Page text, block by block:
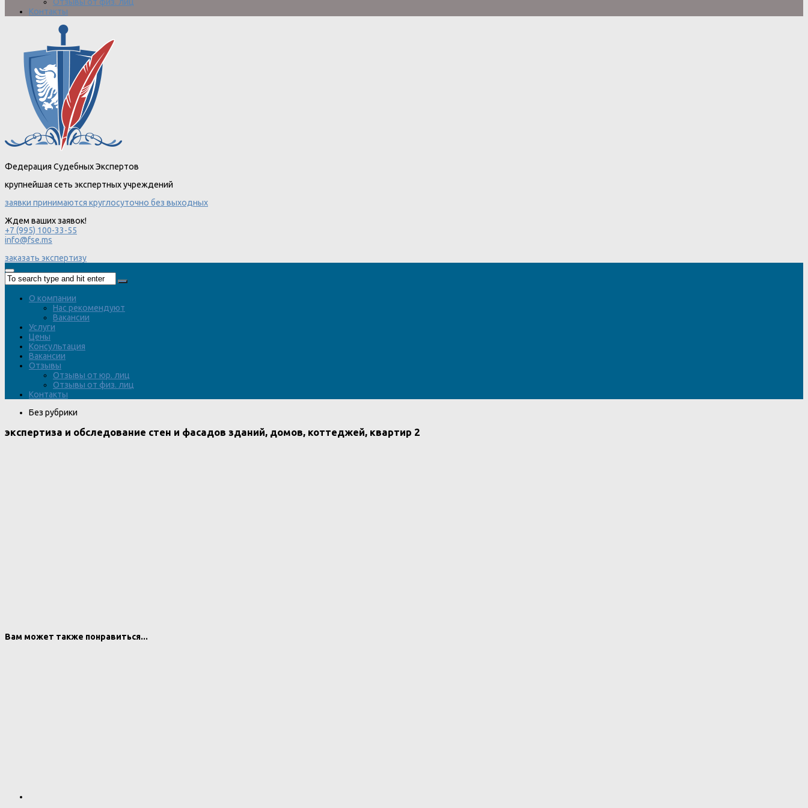
Отзывы от физ. лиц
Контакты
Федерация Судебных Экспертов
крупнейшая сеть экспертных учреждений
заявки принимаются круглосуточно без выходных
Ждем ваших заявок!
+7 (995) 100-33-55
info@fse.ms
заказать экспертизу
О компании
Нас рекомендуют
Вакансии
Услуги
Цены
Консультация
Вакансии
Отзывы
Отзывы от юр. лиц
Отзывы от физ. лиц
Контакты
Без рубрики
экспертиза и обследование стен и фасадов зданий, домов, коттеджей, квартир 2
Вам может также понравиться...